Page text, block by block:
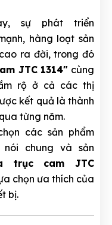
sự phát triển
hàng loạt sản
ra đời, trong đó
JTC 1314" cùng
rộ ở cả các thị
kết quả là thành
từng năm.
các sản phẩm
chung và sản
trục cam JTC
chọn ưa thích của
bị.